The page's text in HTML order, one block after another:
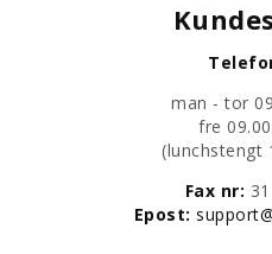
man - tor
fre
​(lunchstengt
Fax nr:
​Epost: